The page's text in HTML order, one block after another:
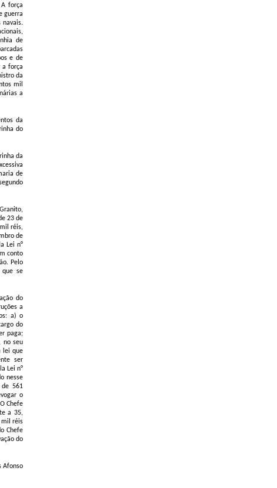
força
guerra
navais.
de
e de
a força
da
mil
a
da
do
da
de
23 de
réis,
de
Lei n°
conto
Pelo
se
do
a
a) o
do
paga;
no seu
lei que
ser
Lei n°
nesse
561
o
Chefe
a 35,
mil réis
Chefe
do
Afonso